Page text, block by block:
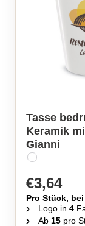
Tasse
Keramik
Gianni
€3,64
Pro Stück,
Logo in 4
Ab 15pro